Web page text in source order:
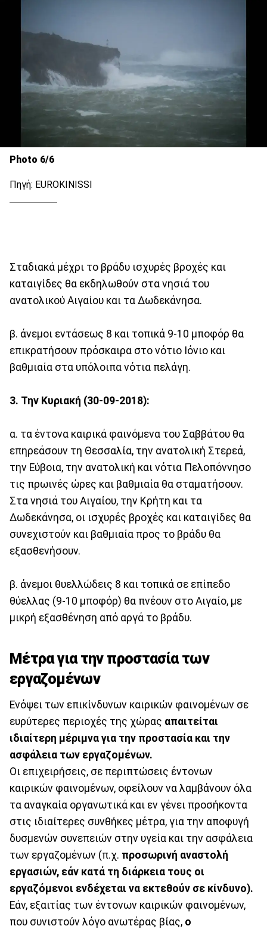
Photo 6/6
Πηγή: EUROKINISSI
Σταδιακά μέχρι το βράδυ ισχυρές βροχές και
καταιγίδες θα εκδηλωθούν στα νησιά του
ανατολικού Αιγαίου και τα Δωδεκάνησα.
β. άνεμοι εντάσεως 8 και τοπικά 9-10 μποφόρ θα
επικρατήσουν πρόσκαιρα στο νότιο Ιόνιο και
βαθμιαία στα υπόλοιπα νότια πελάγη.
3. Την Κυριακή (30-09-2018):
α. τα έντονα καιρικά φαινόμενα του Σαββάτου θα
επηρεάσουν τη Θεσσαλία, την ανατολική Στερεά,
την Εύβοια, την ανατολική και νότια Πελοπόννησο
τις πρωινές ώρες και βαθμιαία θα σταματήσουν.
Στα νησιά του Αιγαίου, την Κρήτη και τα
Δωδεκάνησα, οι ισχυρές βροχές και καταιγίδες θα
συνεχιστούν και βαθμιαία προς το βράδυ θα
εξασθενήσουν.
β. άνεμοι θυελλώδεις 8 και τοπικά σε επίπεδο
θύελλας (9-10 μποφόρ) θα πνέουν στο Αιγαίο, με
μικρή εξασθένηση από αργά το βράδυ.
Μέτρα για την προστασία των
εργαζομένων
Ενόψει των επικίνδυνων καιρικών φαινομένων σε
ευρύτερες περιοχές της χώρας απαιτείται
ιδιαίτερη μέριμνα για την προστασία και την
ασφάλεια των εργαζομένων.
Οι επιχειρήσεις, σε περιπτώσεις έντονων
καιρικών φαινομένων, οφείλουν να λαμβάνουν όλα
τα αναγκαία οργανωτικά και εν γένει προσήκοντα
στις ιδιαίτερες συνθήκες μέτρα, για την αποφυγή
δυσμενών συνεπειών στην υγεία και την ασφάλεια
των εργαζομένων (π.χ. προσωρινή αναστολή
εργασιών, εάν κατά τη διάρκεια τους οι
εργαζόμενοι ενδέχεται να εκτεθούν σε κίνδυνο).
Εάν, εξαιτίας των έντονων καιρικών φαινομένων,
που συνιστούν λόγο ανωτέρας βίας, ο